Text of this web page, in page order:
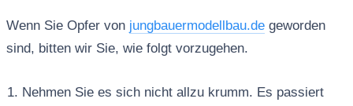
Wenn Sie Opfer von jungbauermodellbau.degeworden
sind, bitten wir Sie, wie folgt vorzugehen.
Nehmen Sie es sich nicht allzu krumm. Es passiert